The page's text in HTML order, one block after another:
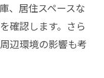
、居住スペースな
確認します。さら
辺環境の影響も考